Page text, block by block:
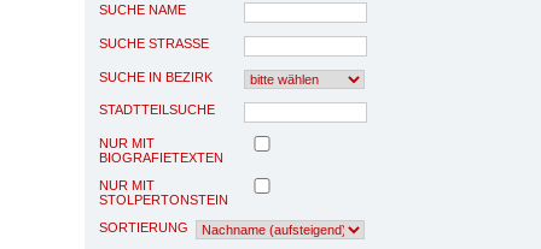
SUCHE NAME
SUCHE STRASSE
SUCHE IN BEZIRK
STADTTEILSUCHE
NUR MIT
BIOGRAFIETEXTEN
NUR MIT
STOLPERTONSTEIN
SORTIERUNG